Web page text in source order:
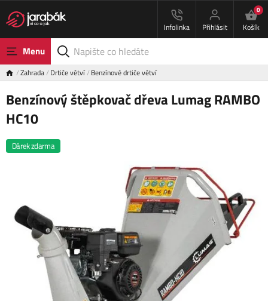
Infolinka Přihlásit
0
Košík
Menu
Zahrada Drtiče větví Benzínové drtiče větví
Benzínový štěpkovač dřeva Lumag RAMBO
HC10
Dárek zdarma